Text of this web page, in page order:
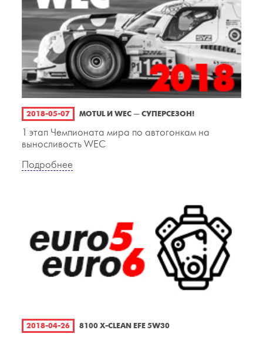
2018-05-07 MOTUL И WEC — СУПЕРСЕЗОН!
1 этап Чемпионата мира по автогонкам на
выносливость WEC
Подробнее
2018-04-26 8100 X-CLEAN EFE 5W30